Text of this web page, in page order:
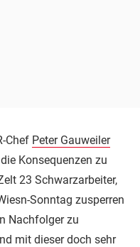
Chef Peter Gauweiler
Konsequenzen zu
23 Schwarzarbeiter,
Sonntag zusperren
Nachfolger zu
mit dieser doch sehr